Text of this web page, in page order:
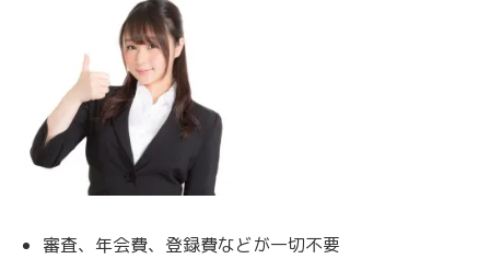
審査、年会費、登録費などが一切不要